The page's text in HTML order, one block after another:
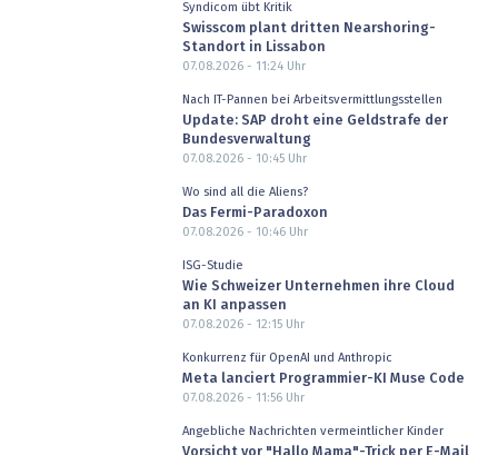
Syndicom übt Kritik
Swisscom plant dritten Nearshoring-
Standort in Lissabon
07.08.2026 - 11:24Uhr
Nach IT-Pannen bei Arbeitsvermittlungsstellen
Update: SAP droht eine Geldstrafe der
Bundesverwaltung
07.08.2026 - 10:45Uhr
Wo sind all die Aliens?
Das Fermi-Paradoxon
07.08.2026 - 10:46Uhr
ISG-Studie
Wie Schweizer Unternehmen ihre Cloud
an KI anpassen
07.08.2026 - 12:15Uhr
Konkurrenz für OpenAI und Anthropic
Meta lanciert Programmier-KI Muse Code
07.08.2026 - 11:56Uhr
Angebliche Nachrichten vermeintlicher Kinder
Vorsicht vor "Hallo Mama"-Trick per E-Mail